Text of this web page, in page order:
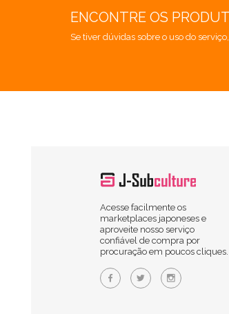
ENCONTRE OS
Se tiver dúvidas sobre o uso do
Acesse facilmente os
marketplaces japoneses e
aproveite nosso serviço
confiável de compra por
procuração em poucos cliques.